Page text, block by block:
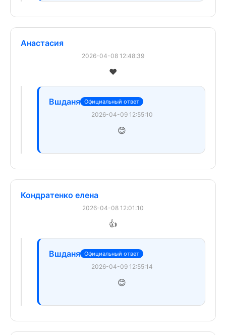
Анастасия
2026-04-08 12:48:39
❤️
Вшданя Официальный ответ
2026-04-09 12:55:10
😊
Кондратенко елена
2026-04-08 12:01:10
👍
Вшданя Официальный ответ
2026-04-09 12:55:14
😊